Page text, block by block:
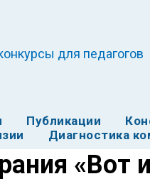
для педагогов
Публикации
Диагностика
«Вот и